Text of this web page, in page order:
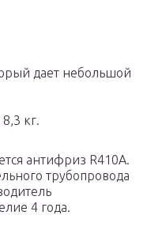
дает небольшой
кг.
антифриз R410A.
трубопровода
4 года.